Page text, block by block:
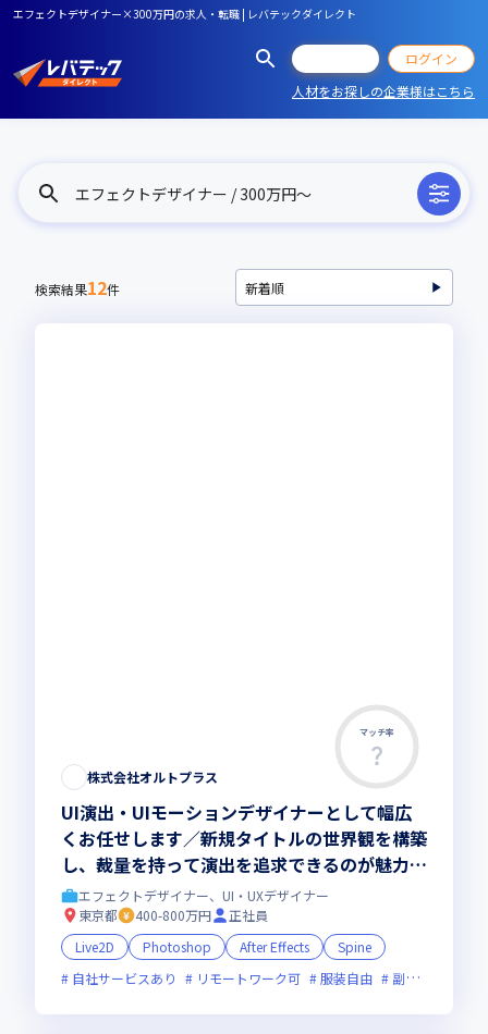
エフェクトデザイナー×300万円の求人・転職 | レバテックダイレクト
ログイン
人材をお探しの企業様はこちら
エフェクトデザイナー / 300万円〜
検索結果12件
マッチ率
株式会社オルトプラス
UI演出・UIモーションデザイナーとして幅広
くお任せします／新規タイトルの世界観を構築
し、裁量を持って演出を追求できるのが魅力で
すエフェクトデザイナー、UI・UXデザイナー
東京都
400-800万円
正社員
Live2D
Photoshop After Effects
Spine
自社サービスあり
リモートワーク可 服装自由 副業可